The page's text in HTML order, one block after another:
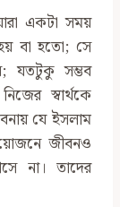
একটা সময়
হয় বা হতো; সে
যতটুকু সম্ভব
স্বার্থকে
যে ইসলাম
জীবনও
না। তাদের